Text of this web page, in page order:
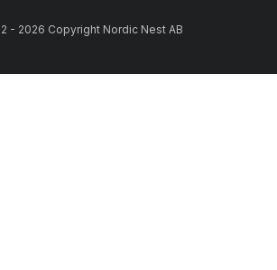
- 2026 Copyright Nordic Nest AB